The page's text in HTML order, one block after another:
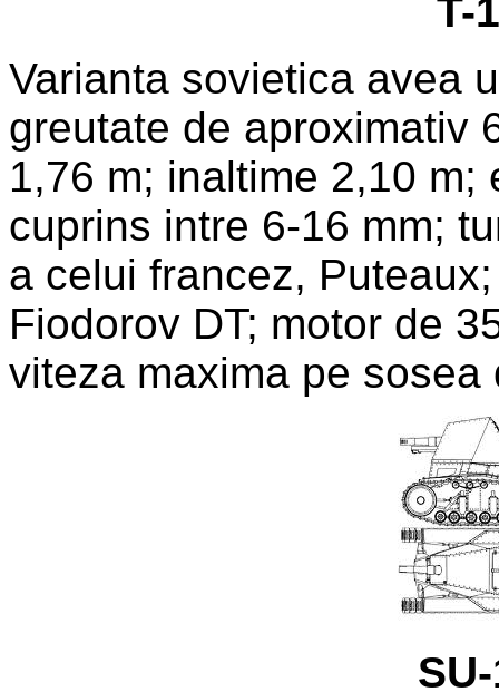
T-
Varianta sovietica avea
greutate de aproximativ
1,76 m; inaltime 2,10
cuprins intre 6-16 mm;
a celui francez,
Fiodorov DT; motor de
viteza maxima pe sosea